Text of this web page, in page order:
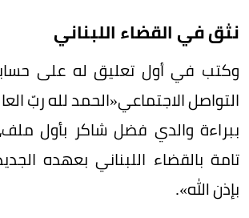
نثق في القضاء اللبناني
وكتب في أول تعليق له على
التواصل الاجتماعي«الحمد لله ربّ
ببراءة والدي فضل شاكر بأول
تامة بالقضاء اللبناني بعهده
بإذن الله».